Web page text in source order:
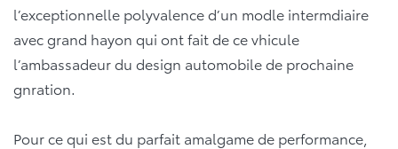
l’exceptionnelle polyvalence d’un modle intermdiaire
avec grand hayon qui ont fait de ce vhicule
l’ambassadeur du design automobile de prochaine
gnration.
Pour ce qui est du parfait amalgame de performance,